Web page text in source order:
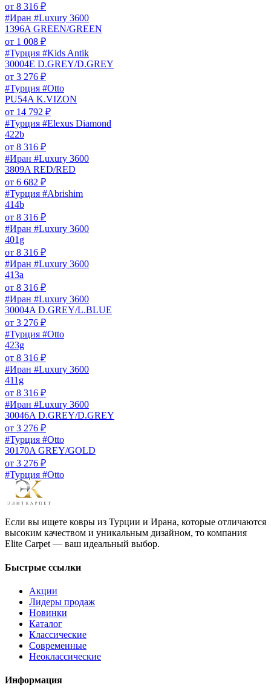
от 8 316 ₽
#Иран #Luxury 3600
1396A GREEN/GREEN
от 1 008 ₽
#Турция #Kids Antik
30004E D.GREY/D.GREY
от 3 276 ₽
#Турция #Otto
PU54A K.VIZON
от 14 792 ₽
#Турция #Elexus Diamond
422b
от 8 316 ₽
#Иран #Luxury 3600
3809A RED/RED
от 6 682 ₽
#Турция #Abrishim
414b
от 8 316 ₽
#Иран #Luxury 3600
401g
от 8 316 ₽
#Иран #Luxury 3600
413a
от 8 316 ₽
#Иран #Luxury 3600
30004A D.GREY/L.BLUE
от 3 276 ₽
#Турция #Otto
423g
от 8 316 ₽
#Иран #Luxury 3600
411g
от 8 316 ₽
#Иран #Luxury 3600
30046A D.GREY/D.GREY
от 3 276 ₽
#Турция #Otto
30170A GREY/GOLD
от 3 276 ₽
#Турция #Otto
Если вы ищете ковры из Турции и Ирана, которые отличаются
высоким качеством и уникальным дизайном, то компания
Elite Carpet — ваш идеальный выбор.
Быстрые ссылки
Акции
Лидеры продаж
Новинки
Каталог
Классические
Современные
Неоклассические
Информация